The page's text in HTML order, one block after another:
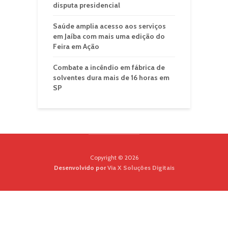
disputa presidencial
Saúde amplia acesso aos serviços
em Jaíba com mais uma edição do
Feira em Ação
Combate a incêndio em fábrica de
solventes dura mais de 16 horas em
SP
Copyright © 2026
Desenvolvido porVia X Soluções Digitais